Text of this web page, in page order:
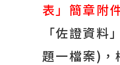
表」簡章附
「佐證資料
題一檔案)